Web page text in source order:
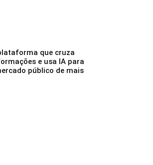
que cruza
e usa IA para
público de mais